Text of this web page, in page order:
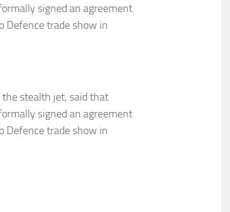
signed an agreement
Defence trade show in
the stealth jet, said that
signed an agreement
Defence trade show in